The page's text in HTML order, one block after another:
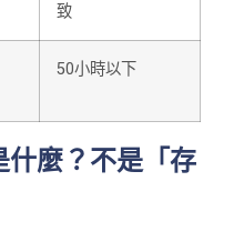
致
50小時以下
什麼？不是「存